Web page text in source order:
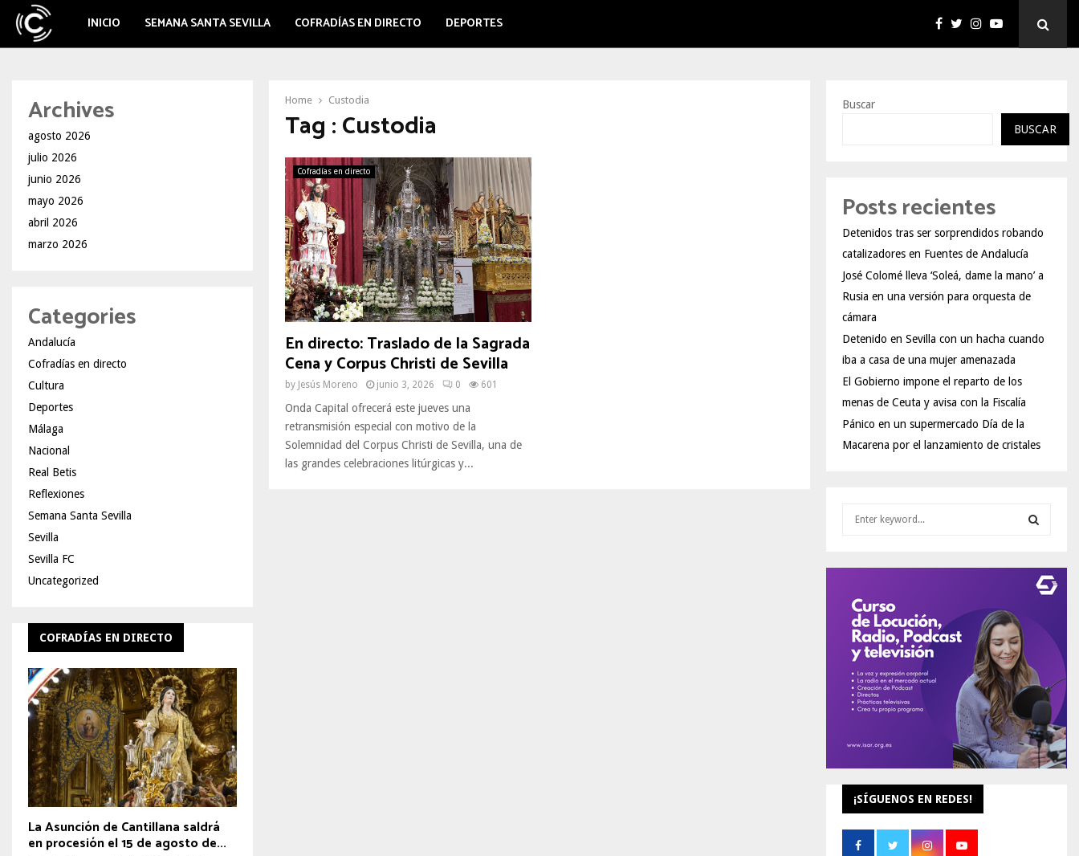
INICIO SEMANA SANTA SEVILLA COFRADÍAS EN DIRECTO DEPORTES
Home Custodia
Tag : Custodia
Cofradías en directo
En directo: Traslado de la Sagrada
Cena y Corpus Christi de Sevilla
by Jesús Moreno junio 3, 2026 0 601
Onda Capital ofrecerá este jueves una
retransmisión especial con motivo de la
Solemnidad del Corpus Christi de Sevilla, una de
las grandes celebraciones litúrgicas y...
Archives
agosto 2026
julio 2026
junio 2026
mayo 2026
abril 2026
marzo 2026
Categories
Andalucía
Cofradías en directo
Cultura
Deportes
Málaga
Nacional
Real Betis
Reflexiones
Semana Santa Sevilla
Sevilla
Sevilla FC
Uncategorized
COFRADÍAS EN DIRECTO
La Asunción de Cantillana saldrá
en procesión el 15 de agosto de...
Buscar
BUSCAR
Posts recientes
Detenidos tras ser sorprendidos robando
catalizadores en Fuentes de Andalucía
José Colomé lleva ‘Soleá, dame la mano’ a
Rusia en una versión para orquesta de
cámara
Detenido en Sevilla con un hacha cuando
iba a casa de una mujer amenazada
El Gobierno impone el reparto de los
menas de Ceuta y avisa con la Fiscalía
Pánico en un supermercado Día de la
Macarena por el lanzamiento de cristales
C
H
¡SÍGUENOS EN REDES!